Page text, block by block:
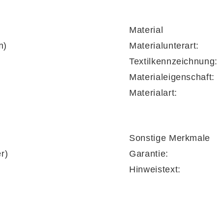
dekorativer Knopfheftung
wird zum stilvollen
sorgen mit ihrer geradlinigen Formgebung
und Ästhetik ideal kombiniert.
(ca. 180 x 8 x 200 cm, BxHxL) überzeugt mit
Struktur ist er besonders atmungsaktiv und
bei 40 °C (nicht trocknergeeignet) macht den
Material
Materialunterart:
Textilkennzeichnung:
Materialeigenschaft:
Materialart:
Sonstige Merkmale
Garantie:
Hinweistext: